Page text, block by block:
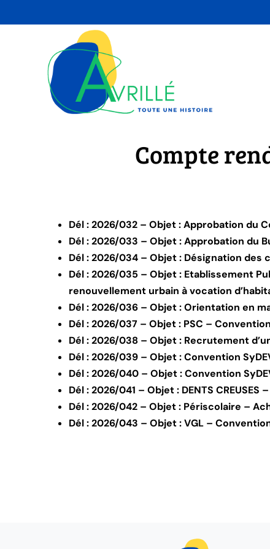
to
Compte
Dél : 2026/032 – Objet : Approbation du
Dél : 2026/033 – Objet : Approbation du
Dél : 2026/034 – Objet : Désignation des
Dél : 2026/035 – Objet : Etablissement
renouvellement urbain à vocation
Dél : 2026/036 – Objet : Orientation en
Dél : 2026/037 – Objet : PSC –
Dél : 2026/038 – Objet : Recrutement
Dél : 2026/039 – Objet : Convention
Dél : 2026/040 – Objet : Convention
Dél : 2026/041 – Objet : DENTS
Dél : 2026/042 – Objet : Périscolaire –
Dél : 2026/043 – Objet : VGL –